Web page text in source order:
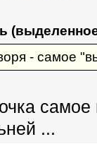
- самое
самое
...